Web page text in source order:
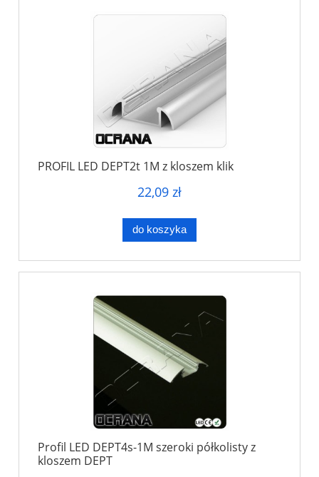
PROFIL LED DEPT2t 1M z kloszem klik
22,09 zł
do koszyka
Profil LED DEPT4s-1M szeroki półkolisty z
kloszem DEPT